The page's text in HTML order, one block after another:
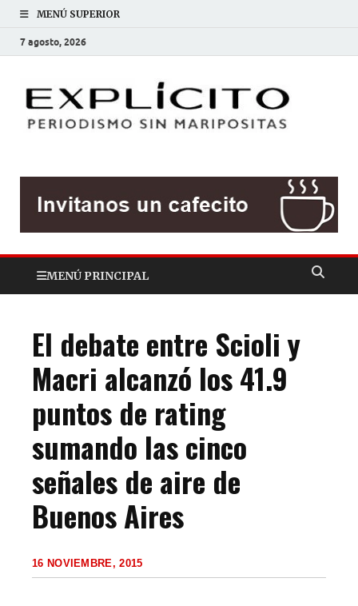
MENÚ SUPERIOR
7 agosto, 2026
MENÚ PRINCIPAL
El debate entre Scioli y
Macri alcanzó los 41.9
puntos de rating
sumando las cinco
señales de aire de
Buenos Aires
16 NOVIEMBRE, 2015